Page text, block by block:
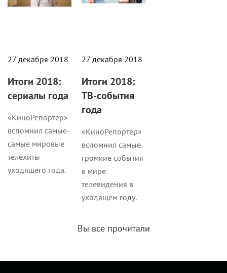
27 декабря 2018
Итоги 2018:
сериалы года
«КиноРепортер»
вспомнил самые-
самые мировые
телехиты
уходящего года.
27 декабря 2018
Итоги 2018:
ТВ-события
года
«КиноРепортер»
вспомнил самые
громкие события
в мире
телевидения в
уходящем году.
Вы все прочитали